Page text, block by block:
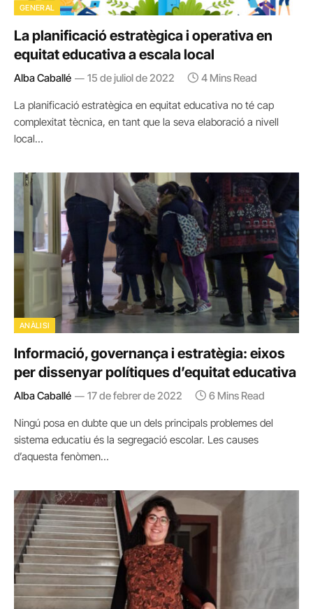
GENERAL
La planificació estratègica i operativa en
equitat educativa a escala local
Alba Caballé 15 de juliol de 2022 4 Mins Read
La planificació estratègica en equitat educativa no té cap
complexitat tècnica, en tant que la seva elaboració a nivell
local…
ANÀLISI
Informació, governança i estratègia: eixos
per dissenyar polítiques d’equitat educativa
Alba Caballé 17 de febrer de 2022 6 Mins Read
Ningú posa en dubte que un dels principals problemes del
sistema educatiu és la segregació escolar. Les causes
d’aquesta fenòmen…